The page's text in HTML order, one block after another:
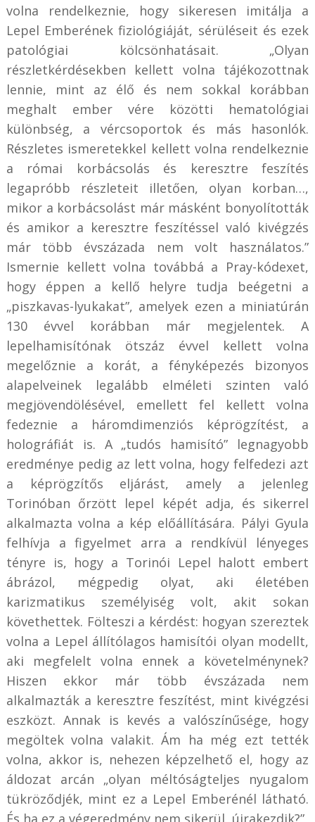
volna rendelkeznie, hogy sikeresen imitálja a
Lepel Emberének fiziológiáját, sérüléseit és ezek
patológiai kölcsönhatásait. „Olyan
részletkérdésekben kellett volna tájékozottnak
lennie, mint az élő és nem sokkal korábban
meghalt ember vére közötti hematológiai
különbség, a vércsoportok és más hasonlók.
Részletes ismeretekkel kellett volna rendelkeznie
a római korbácsolás és keresztre feszítés
legapróbb részleteit illetően, olyan korban…,
mikor a korbácsolást már másként bonyolították
és amikor a keresztre feszítéssel való kivégzés
már több évszázada nem volt használatos.”
Ismernie kellett volna továbbá a Pray-kódexet,
hogy éppen a kellő helyre tudja beégetni a
„piszkavas-lyukakat”, amelyek ezen a miniatúrán
130 évvel korábban már megjelentek. A
lepelhamisítónak ötszáz évvel kellett volna
megelőznie a korát, a fényképezés bizonyos
alapelveinek legalább elméleti szinten való
megjövendölésével, emellett fel kellett volna
fedeznie a háromdimenziós képrögzítést, a
holográfiát is. A „tudós hamisító” legnagyobb
eredménye pedig az lett volna, hogy felfedezi azt
a képrögzítős eljárást, amely a jelenleg
Torinóban őrzött lepel képét adja, és sikerrel
alkalmazta volna a kép előállítására. Pályi Gyula
felhívja a figyelmet arra a rendkívül lényeges
tényre is, hogy a Torinói Lepel halott embert
ábrázol, mégpedig olyat, aki életében
karizmatikus személyiség volt, akit sokan
követhettek. Fölteszi a kérdést: hogyan szereztek
volna a Lepel állítólagos hamisítói olyan modellt,
aki megfelelt volna ennek a követelménynek?
Hiszen ekkor már több évszázada nem
alkalmazták a keresztre feszítést, mint kivégzési
eszközt. Annak is kevés a valószínűsége, hogy
megöltek volna valakit. Ám ha még ezt tették
volna, akkor is, nehezen képzelhető el, hogy az
áldozat arcán „olyan méltóságteljes nyugalom
tükröződjék, mint ez a Lepel Emberénél látható.
És ha ez a végeredmény nem sikerül, újrakezdik?”